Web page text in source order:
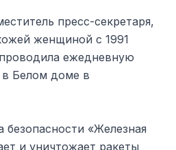
пресс-секретаря,
женщиной с 1991
ежедневную
Белом доме в
безопасности «Железная
и уничтожает ракеты